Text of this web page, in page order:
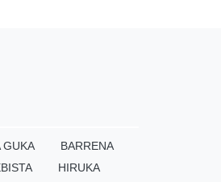
GUKA
BARRENA
HIRUKA